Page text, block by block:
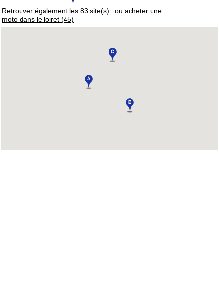
CatégoriesANNUAIRE MOTOS
» Toutes les infos sur les marques de
Retrouvez toutes les informations pratiques pour les
Envie de se mesurer aux autre ? toutes les infos sur la
Retrouver également les 83 site(s) : ou acheter une
moto dans le loiret (45)